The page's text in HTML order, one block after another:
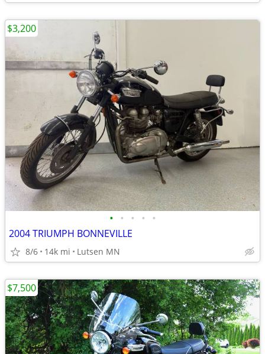
• • • • •
2004 TRIUMPH BONNEVILLE
8/6 14k mi Lutsen MN
$3,200
$7,500